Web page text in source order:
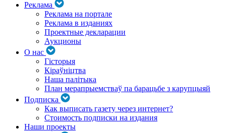
Реклама
Реклама на портале
Реклама в изданиях
Проектные декларации
Аукционы
О нас
Гісторыя
Кіраўніцтва
Наша палітыка
План мерапрыемстваў па барацьбе з карупцыяй
Подписка
Как выписать газету через интернет?
Стоимость подписки на издания
Наши проекты